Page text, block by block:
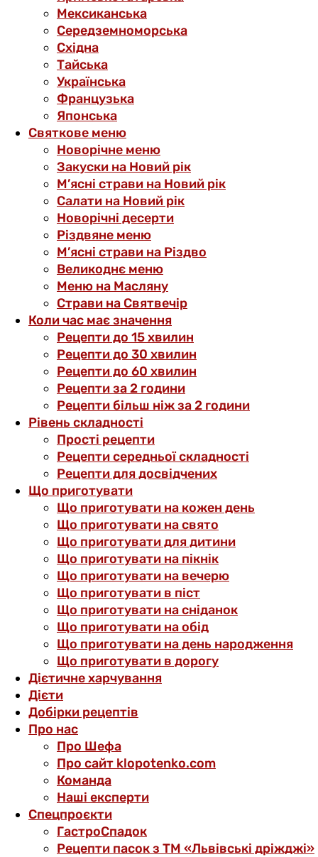
Мексиканська
Середземноморська
Східна
Тайська
Українська
Французька
Японська
Святкове меню
Новорічне меню
Закуски на Новий рік
М’ясні страви на Новий рік
Салати на Новий рік
Новорічні десерти
Різдвяне меню
М’ясні страви на Різдво
Великоднє меню
Меню на Масляну
Страви на Святвечір
Коли час має значення
Рецепти до 15 хвилин
Рецепти до 30 хвилин
Рецепти до 60 хвилин
Рецепти за 2 години
Рецепти більш ніж за 2 години
Рівень складності
Прості рецепти
Рецепти середньої складності
Рецепти для досвідчених
Що приготувати
Що приготувати на кожен день
Що приготувати на свято
Що приготувати для дитини
Що приготувати на пікнік
Що приготувати на вечерю
Що приготувати в піст
Що приготувати на сніданок
Що приготувати на обід
Що приготувати на день народження
Що приготувати в дорогу
Дієтичне харчування
Дієти
Добірки рецептів
Про нас
Про Шефа
Про сайт klopotenko.com
Команда
Наші експерти
Спецпроєкти
ГастроСпадок
Рецепти пасок з ТМ «Львівські дріжджі»